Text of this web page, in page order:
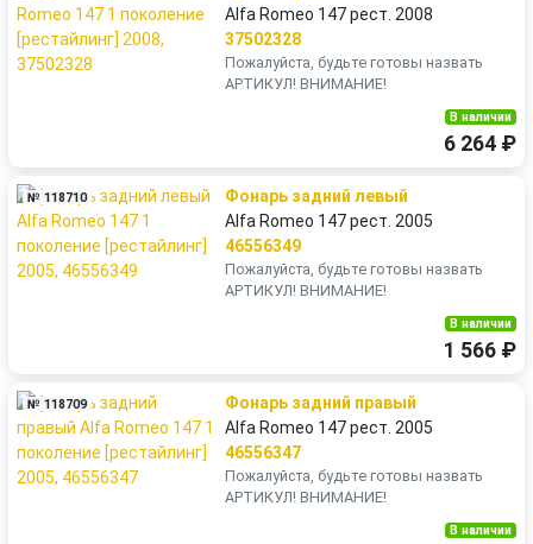
Alfa Romeo 147 рест. 2008
37502328
Пожалуйста, будьте готовы назвать
АРТИКУЛ! ВНИМАНИЕ!
В наличии
6 264 ₽
№ 118710
Фонарь задний левый
Alfa Romeo 147 рест. 2005
46556349
Пожалуйста, будьте готовы назвать
АРТИКУЛ! ВНИМАНИЕ!
В наличии
1 566 ₽
№ 118709
Фонарь задний правый
Alfa Romeo 147 рест. 2005
46556347
Пожалуйста, будьте готовы назвать
АРТИКУЛ! ВНИМАНИЕ!
В наличии